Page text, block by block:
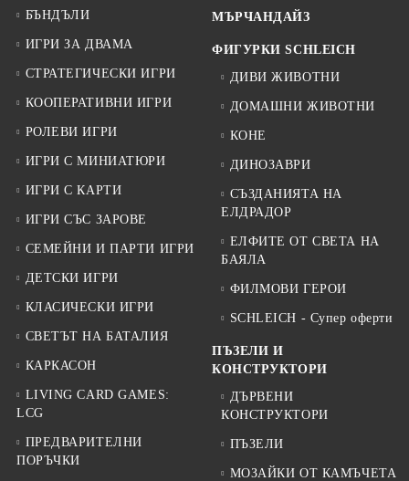
БЪНДЪЛИ
ИГРИ ЗА ДВАМА
СТРАТЕГИЧЕСКИ ИГРИ
КООПЕРАТИВНИ ИГРИ
РОЛЕВИ ИГРИ
ИГРИ С МИНИАТЮРИ
ИГРИ С КАРТИ
ИГРИ СЪС ЗАРОВЕ
СЕМЕЙНИ И ПАРТИ ИГРИ
ДЕТСКИ ИГРИ
КЛАСИЧЕСКИ ИГРИ
СВЕТЪТ НА БАТАЛИЯ
КАРКАСОН
LIVING CARD GAMES:
LCG
ПРЕДВАРИТЕЛНИ
ПОРЪЧКИ
МЪРЧАНДАЙЗ
ФИГУРКИ SCHLEICH
ДИВИ ЖИВОТНИ
ДОМАШНИ ЖИВОТНИ
КОНЕ
ДИНОЗАВРИ
СЪЗДАНИЯТА НА
ЕЛДРАДОР
ЕЛФИТЕ ОТ СВЕТА НА
БАЯЛА
ФИЛМОВИ ГЕРОИ
SCHLEICH - Супер оферти
ПЪЗЕЛИ И
КОНСТРУКТОРИ
ДЪРВЕНИ
КОНСТРУКТОРИ
ПЪЗЕЛИ
МОЗАЙКИ ОТ КАМЪЧЕТА